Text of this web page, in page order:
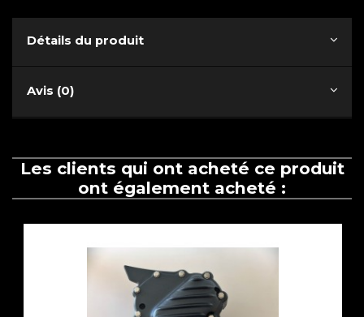
Détails du produit
Avis (0)
Les clients qui ont acheté ce produit
ont également acheté :